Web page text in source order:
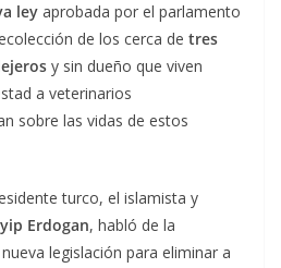
ley aprobada por el parlamento
de los cerca de tres
y sin dueño que viven
a veterinarios
sobre las vidas de estos
turco, el islamista y
Erdogan, habló de la
legislación para eliminar a